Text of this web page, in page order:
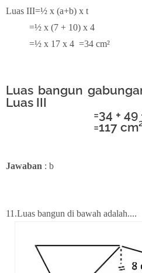
Luas III=½ x (a+b) x t
=½ x (7 + 10) x 4
=½ x 17 x 4 =34 cm²
Luas bangun
Luas III
=34 + 49 +
=117
Jawaban : b
11.Luas bangun di bawah adalah....